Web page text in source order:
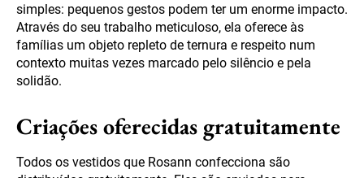
simples: pequenos gestos podem ter um enorme impacto.
Através do seu trabalho meticuloso, ela oferece às
famílias um objeto repleto de ternura e respeito num
contexto muitas vezes marcado pelo silêncio e pela
solidão.
Criações oferecidas gratuitamente
Todos os vestidos que Rosann confecciona são